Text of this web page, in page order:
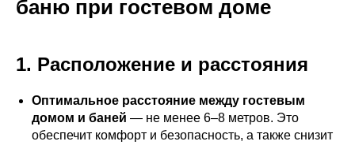
баню при гостевом доме
1. Расположение и расстояния
Оптимальное расстояние между гостевым
домом и баней — не менее 6–8 метров. Это
обеспечит комфорт и безопасность, а также снизит